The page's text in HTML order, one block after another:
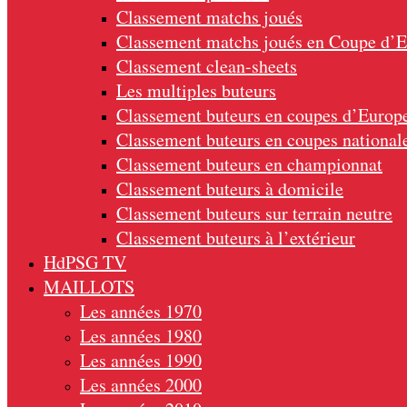
Classement matchs joués
Classement matchs joués en Coupe
Classement clean-sheets
Les multiples buteurs
Classement buteurs en coupes
Classement buteurs en coupes
Classement buteurs en championnat
Classement buteurs à domicile
Classement buteurs sur terrain neutre
Classement buteurs à l’extérieur
HdPSG TV
MAILLOTS
Les années 1970
Les années 1980
Les années 1990
Les années 2000